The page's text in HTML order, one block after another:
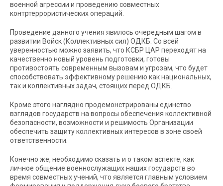
военной агрессии и проведению совместных
контртеррористических операций.
Проведение данного учения явилось очередным шагом в
развитии Войск (Коллективных сил) ОДКБ. Со всей
уверенностью можно заявить, что КСБР ЦАР переходят на
качественно новый уровень подготовки, готовы
противостоять современным вызовам и угрозам, что будет
способствовать эффективному решению как национальных,
так и коллективных задач, стоящих перед ОДКБ.
Кроме этого наглядно продемонстрированы единство
взглядов государств на вопросы обеспечения коллективной
безопасности, возможности и решимость Организации
обеспечить защиту коллективных интересов в зоне своей
ответственности.
Конечно же, необходимо сказать и о таком аспекте, как
личное общение военнослужащих наших государств во
время совместных учений, что является главным условием